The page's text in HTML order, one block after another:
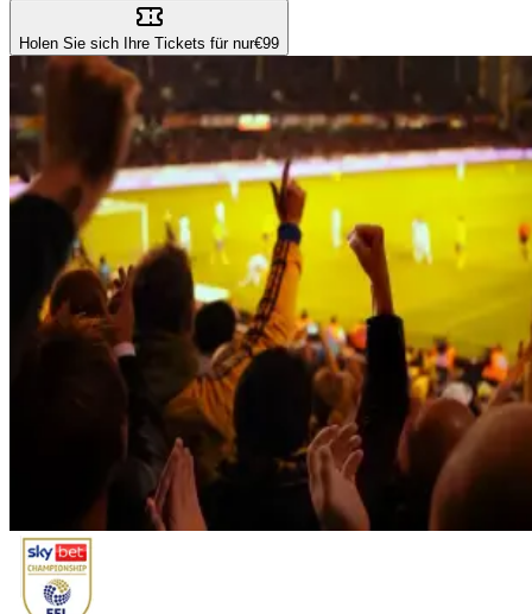
Holen Sie sich Ihre Tickets für nur€99